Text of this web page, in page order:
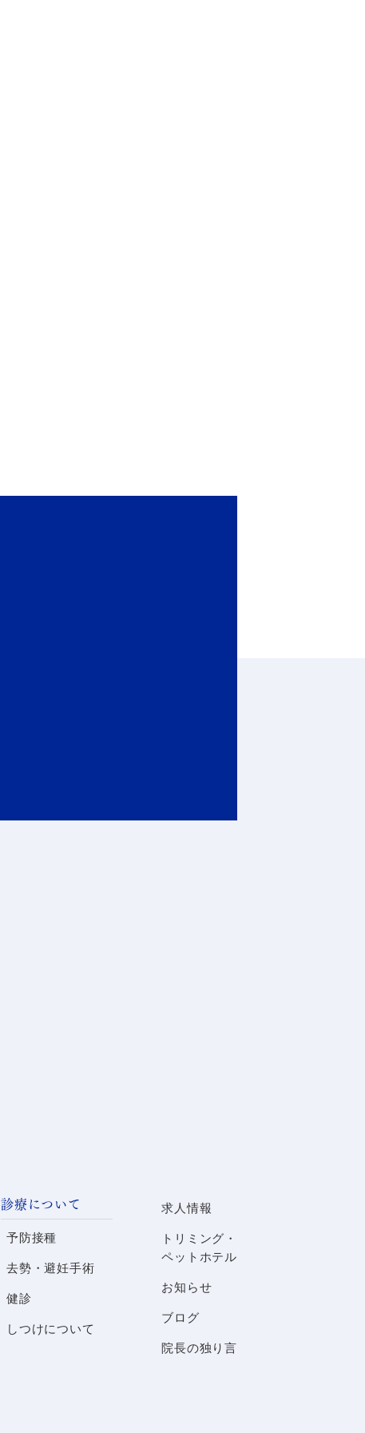
診療について
予防接種
去勢・避妊手術
健診
しつけについて
求人情報
トリミング・
ペットホテル
お知らせ
ブログ
院長の独り言